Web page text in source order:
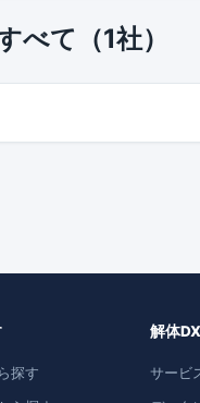
べて（1社）
探す
解体
サービ